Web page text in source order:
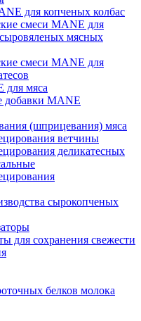
для копченых колбас
смеси MANE для
мясных
смеси MANE для
мяса
добавки MANE
(шприцевания) мяса
ветчины
деликатесных
сырокопченых
для сохранения свежести
белков молока